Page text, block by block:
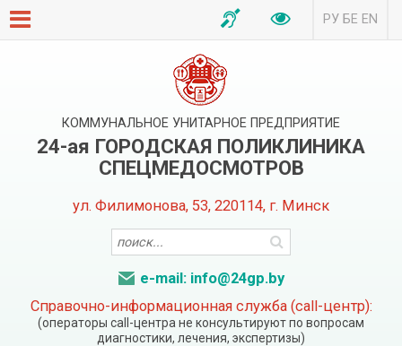
РУ БЕ EN
КОММУНАЛЬНОЕ УНИТАРНОЕ ПРЕДПРИЯТИЕ
24-ая ГОРОДСКАЯ ПОЛИКЛИНИКА
СПЕЦМЕДОСМОТРОВ
ул. Филимонова, 53, 220114, г. Минск
e-mail: info@24gp.by
Справочно-информационная служба (call-центр):
(операторы call-центра не консультируют по вопросам
диагностики, лечения, экспертизы)